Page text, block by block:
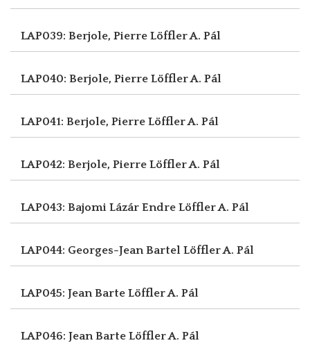
LAP039: Berjole, Pierre Löffler A. Pál
LAP040: Berjole, Pierre Löffler A. Pál
LAP041: Berjole, Pierre Löffler A. Pál
LAP042: Berjole, Pierre Löffler A. Pál
LAP043: Bajomi Lázár Endre Löffler A. Pál
LAP044: Georges-Jean Bartel Löffler A. Pál
LAP045: Jean Barte Löffler A. Pál
LAP046: Jean Barte Löffler A. Pál